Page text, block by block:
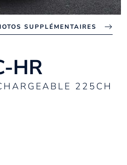
SUPPLÉMENTAIRES
HR
225CH